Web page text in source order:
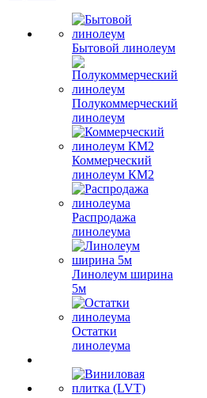
Бытовой линолеум
Полукоммерческий
линолеум
Коммерческий
линолеум КМ2
Распродажа
линолеума
Линолеум ширина
5м
Остатки
линолеума